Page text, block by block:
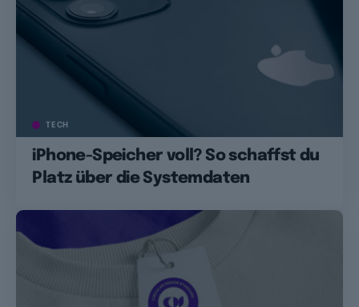
TECH
iPhone-Speicher voll? So schaffst du
Platz über die Systemdaten